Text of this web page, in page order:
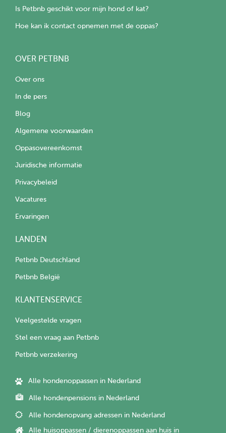
Is Petbnb geschikt voor mijn hond of kat?
Hoe kan ik contact opnemen met de oppas?
OVER PETBNB
Over ons
In de pers
Blog
Algemene voorwaarden
Oppasovereenkomst
Juridische informatie
Privacybeleid
Vacatures
Ervaringen
LANDEN
Petbnb Deutschland
Petbnb België
KLANTENSERVICE
Veelgestelde vragen
Stel een vraag aan Petbnb
Petbnb verzekering
Alle hondenoppassen in Nederland
Alle hondenpensions in Nederland
Alle hondenopvang adressen in Nederland
Alle huisoppassen / dierenoppassen aan huis in